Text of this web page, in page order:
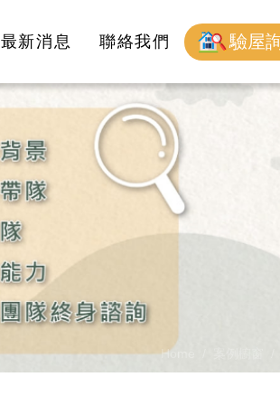
最新消息 聯絡我們 驗屋
Home